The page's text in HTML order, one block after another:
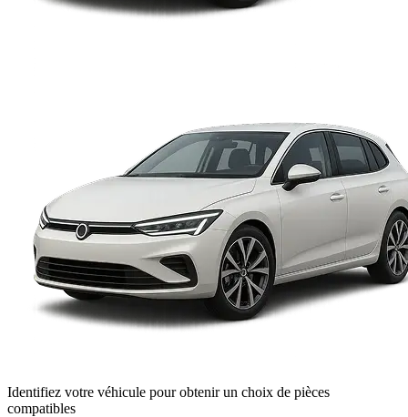
Identifiez votre véhicule pour obtenir un choix de pièces
compatibles